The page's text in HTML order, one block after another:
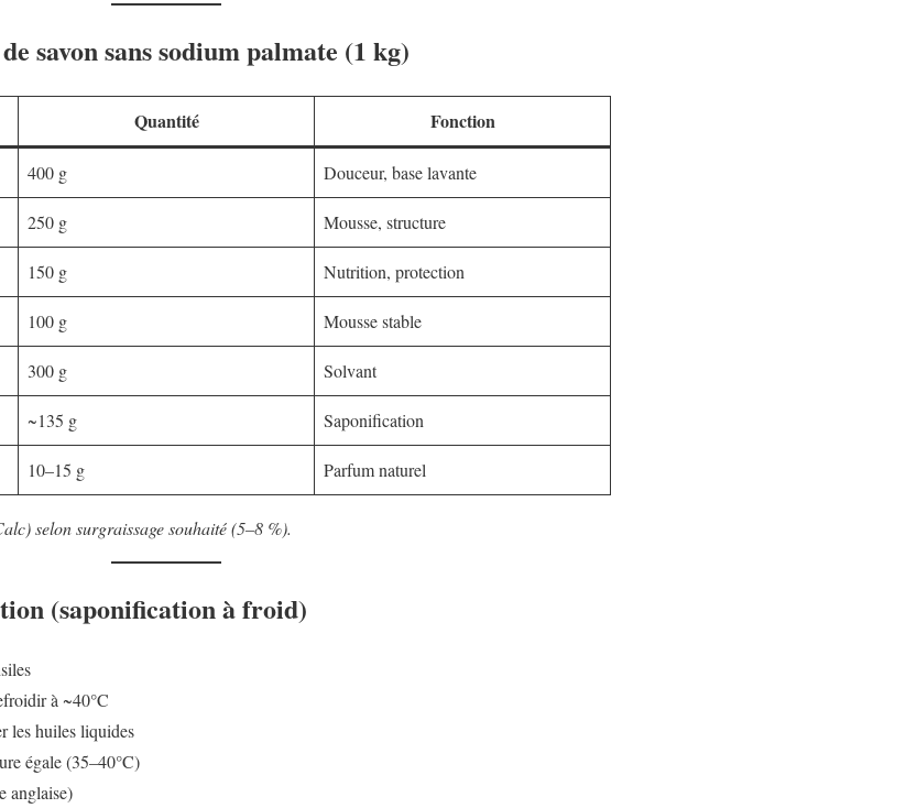
savon sans sodium palmate (1 kg)
Quantité Fonction
400 g Douceur, base lavante
250 g Mousse, structure
150 g Nutrition, protection
100 g Mousse stable
300 g Solvant
~135 g Saponification
10–15 g Parfum naturel
selon surgraissage souhaité (5–8 %).
(saponification à froid)
à ~40°C
les huiles liquides
égale (35–40°C)
anglaise)